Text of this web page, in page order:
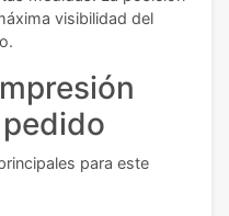
visibilidad del
para este